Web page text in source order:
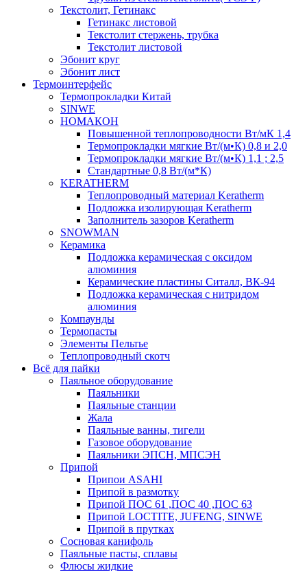
Текстолит, Гетинакс
Гетинакс листовой
Текстолит стержень, трубка
Текстолит листовой
Эбонит круг
Эбонит лист
Термоинтерфейс
Термопрокладки Китай
SINWE
НОМАКОН
Повышенной теплопроводности Вт/мК 1,4
Термопрокладки мягкие Вт/(м•К) 0,8 и 2,0
Термопрокладки мягкие Вт/(м•К) 1,1 ; 2,5
Стандартные 0,8 Вт/(м*К)
KERATHERM
Теплопроводный материал Keratherm
Подложка изолирующая Keratherm
Заполнитель зазоров Keratherm
SNOWMAN
Керамика
Подложка керамическая с оксидом
алюминия
Керамические пластины Ситалл, ВК-94
Подложка керамическая с нитридом
алюминия
Компаунды
Термопасты
Элементы Пельтье
Теплопроводный скотч
Всё для пайки
Паяльное оборудование
Паяльники
Паяльные станции
Жала
Паяльные ванны, тигели
Газовое оборудование
Паяльники ЭПСН, МПСЭН
Припой
Припои ASAHI
Припой в размотку
Припой ПОС 61 ,ПОС 40 ,ПОС 63
Припой LOCTITE, JUFENG, SINWE
Припой в прутках
Сосновая канифоль
Паяльные пасты, сплавы
Флюсы жидкие